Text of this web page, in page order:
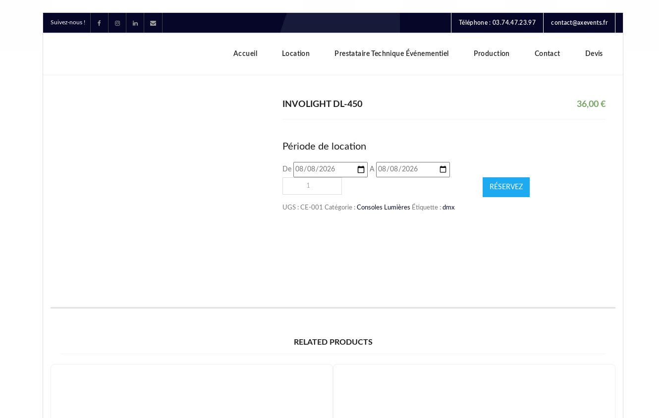
Suivez-nous ! Téléphone : 03.74.47.23.97 contact@axevents.fr
Accueil Location Prestataire Technique Événementiel Production Contact Devis
INVOLIGHT DL-450 36,00 €
Période de location
De A
RÉSERVEZ
UGS : CE-001 Catégorie : Consoles Lumières Étiquette : dmx
RELATED PRODUCTS